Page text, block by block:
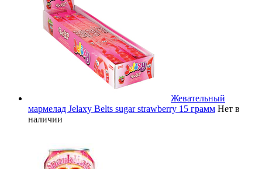
Жевательный
мармелад Jelaxy Belts sugar strawberry 15 грамм Нет в
наличии